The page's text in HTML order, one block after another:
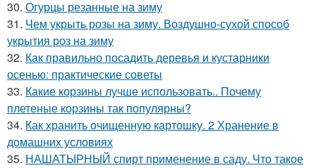
30. Огурцы резанные на зиму
31. Чем укрыть розы на зиму. Воздушно-сухой способ
укрытия роз на зиму
32. Как правильно посадить деревья и кустарники
осенью: практические советы
33. Какие корзины лучше использовать.. Почему
плетеные корзины так популярны?
34. Как хранить очищенную картошку. 2 Хранение в
домашних условиях
35. НАШАТЫРНЫЙ спирт применение в саду. Что такое